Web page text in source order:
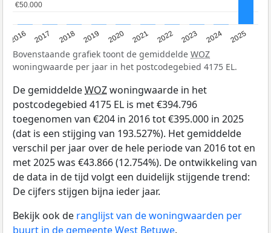
2016 2017 2018 2019 2020 2021 2022 2023 2024 2025
€50.000
€50.000
Bovenstaande grafiek toont de gemiddelde WOZ
woningwaarde per jaar in het postcodegebied 4175 EL.
De gemiddeldeWOZwoningwaarde in het
postcodegebied 4175 EL is met €394.796
toegenomen van €204 in 2016 tot €395.000 in 2025
(dat is een stijging van 193.527%). Het gemiddelde
verschil per jaar over de hele periode van 2016 tot en
met 2025 was €43.866 (12.754%). De ontwikkeling van
de data in de tijd volgt een duidelijk stijgende trend:
De cijfers stijgen bijna ieder jaar.
Bekijk ook de ranglijst van de woningwaarden per
buurt in de gemeente West Betuwe.